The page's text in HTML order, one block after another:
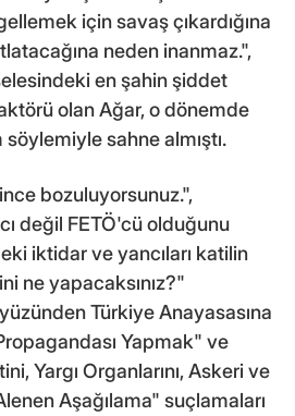
için savaş çıkardığına
neden inanmaz.",
en şahin şiddet
olan Ağar, o dönemde
sahne almıştı.
bozuluyorsunuz.",
değil FETÖ'cü olduğunu
iktidar ve yancıları katilin
ne yapacaksınız?"
Türkiye Anayasasına
Yapmak" ve
Yargı Organlarını, Askeri ve
Aşağılama" suçlamaları